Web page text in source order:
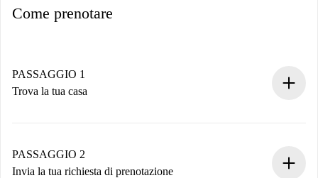
Come prenotare
PASSAGGIO 1
Trova la tua casa
Hai tutte le informazioni necessarie in anticipo.
PASSAGGIO 2
Invia la tua richiesta di prenotazione